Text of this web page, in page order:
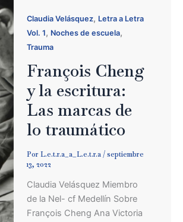
Claudia Velásquez, Letra a Letra
Vol. 1, Noches de escuela,
Trauma
François Cheng
y la escritura:
Las marcas de
lo traumático
Por L.e.t.r.a_a_L.e.t.r.a / septiembre
13, 2022
Claudia Velásquez Miembro
de la Nel- cf Medellín Sobre
François Cheng Ana Victoria